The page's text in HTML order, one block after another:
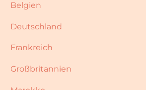
Belgien
Deutschland
Frankreich
Großbritannien